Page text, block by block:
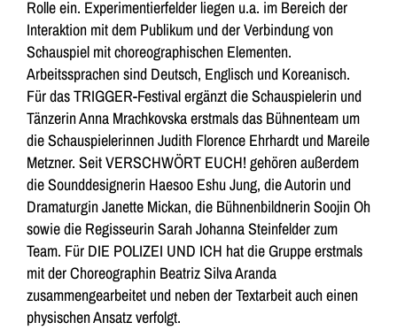
Rolle ein. Experimentierfelder liegen u.a. im Bereich der
Interaktion mit dem Publikum und der Verbindung von
Schauspiel mit choreographischen Elementen.
Arbeitssprachen sind Deutsch, Englisch und Koreanisch.
Für das TRIGGER-Festival ergänzt die Schauspielerin und
Tänzerin Anna Mrachkovska erstmals das Bühnenteam um
die Schauspielerinnen Judith Florence Ehrhardt und Mareile
Metzner. Seit VERSCHWÖRT EUCH! gehören außerdem
die Sounddesignerin Haesoo Eshu Jung, die Autorin und
Dramaturgin Janette Mickan, die Bühnenbildnerin Soojin Oh
sowie die Regisseurin Sarah Johanna Steinfelder zum
Team. Für DIE POLIZEI UND ICH hat die Gruppe erstmals
mit der Choreographin Beatriz Silva Aranda
zusammengearbeitet und neben der Textarbeit auch einen
physischen Ansatz verfolgt.